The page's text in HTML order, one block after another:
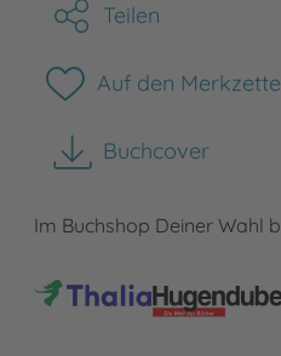
Teilen
Auf den
Buchcover
herunterladen
Im Buchshop Deiner Wahl